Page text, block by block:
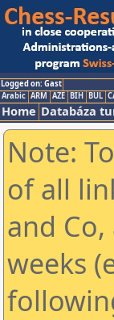
Logged on: Gast
Arabic ARM AZE BIH BUL
Home Databáza
Note:
of all
and
weeks